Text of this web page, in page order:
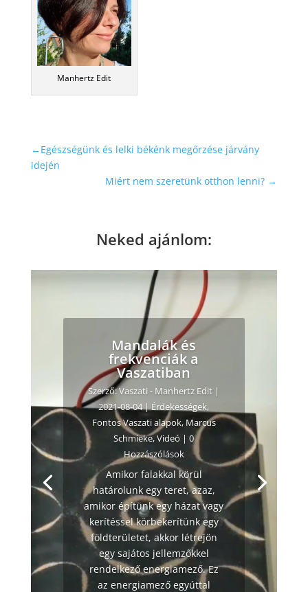
Manhertz Edit
←Egészségünk és lelki békénk megőrzése járvány
idején
Miért nem szeretünk otthon lenni? →
Neked ajánlom:
Mandalák és
frekvenciák a
Vaszatiban
Szerző:Vaszati - Manhertz Edit |
2021-08-04|Érdekességek,
Fontos Vaszati alapok, Marcus
Schmieke,Videó | 0
Hozzászólások
Amikor falakkal körül
határolunk egy teret, azaz,
amikor építünk egy házat vagy
kerítéssel körbekerítünk egy
földterületet, akkor létrejön
egy sajátos jellemzőkkel
rendelkező energiamező. Ez
az energiamező egyúttal